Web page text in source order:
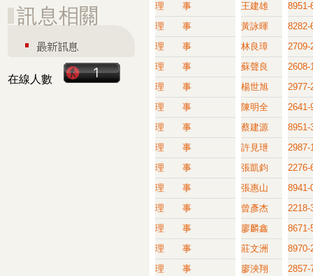
在線人數
理 事
王建雄
8951-
理 事
黃詠暉
8282-
理 事
林良璋
2709-
理 事
蘇聲良
2608-
理 事
楊世旭
2977-
理 事
陳明全
2641-
理 事
蔡建源
8951-
理 事
許見玴
2987-
理 事
張凱鈞
2276-
理 事
張惠山
8941-
理 事
曾彥杰
2218-
理 事
廖麟鑫
8671-
理 事
莊文洲
8970-
理 事
廖泱翔
2857-